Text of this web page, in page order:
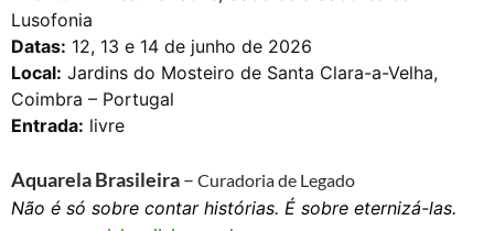
Lusofonia
Datas: 12, 13 e 14 de junho de 2026
Local: Jardins do Mosteiro de Santa Clara-a-Velha,
Coimbra – Portugal
Entrada: livre
Aquarela Brasileira– Curadoria de Legado
Não é só sobre contar histórias. É sobre eternizá-las.